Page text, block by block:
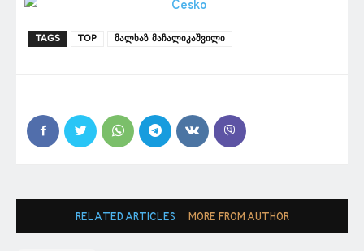
TAGS TOP მალხაზ მაჩალიკაშვილი
RELATED ARTICLES MORE FROM AUTHOR